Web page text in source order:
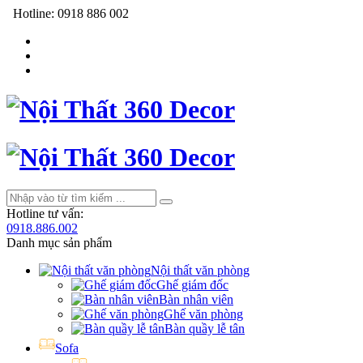
Hotline: 0918 886 002
Hotline tư vấn:
0918.886.002
Danh mục sản phẩm
Nội thất văn phòng
Ghế giám đốc
Bàn nhân viên
Ghế văn phòng
Bàn quầy lễ tân
Sofa